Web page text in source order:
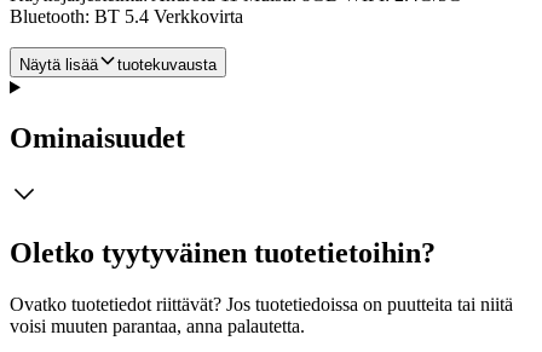
Bluetooth: BT 5.4 Verkkovirta
Näytä lisää tuotekuvausta
Ominaisuudet
Oletko tyytyväinen tuotetietoihin?
Ovatko tuotetiedot riittävät? Jos tuotetiedoissa on puutteita tai niitä
voisi muuten parantaa, anna palautetta.